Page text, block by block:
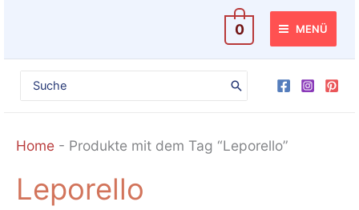
0 MENÜ
Search
for:
Home - Produkte mit dem Tag “Leporello”
Leporello